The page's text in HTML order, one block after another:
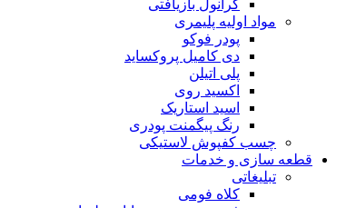
گرانول بازیافتی
مواد اولیه پلیمری
پودر فوکو
دی کامیل پروکساید
پلی اتیلن
اکسید روی
اسید استاریک
رنگ پیگمنت پودری
چسب کفپوش لاستیکی
قطعه سازی و خدمات
تبلیغاتی
کلاه فومی